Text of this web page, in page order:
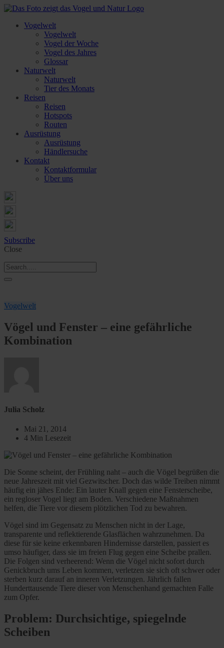
Vogelwelt
Vogelwelt
Vogel der Woche
Vogel des Jahres
Glossar
Naturwelt
Naturwelt
Tier des Monats
Reisen
Reisen
Hotspots
Routen
Ausrüstung
Ausrüstung
Händlersuche
Kontakt
Kontaktformular
Über uns
Subscribe
Close
Vogelwelt
Vögel und Fenster – eine gefährliche
Kombination
Julia Scholz
Mai 21, 2014
4 Min Lesezeit
Die Sonne scheint, der Frühling naht – auch die Vögel begrüßen die
neue Jahreszeit mit viel Gezwitscher. Doch das wilde Treiben nimmt
häufig ein jähes Ende: Ein lauter Knall gegen eine Fensterscheibe,
ein regloser Vogel liegt am Boden. Verschiedene Maßnahmen
helfen, die Tiere vor diesem plötzlichen Tod zu bewahren.
Vögel sind im Gegensatz zu Menschen nicht in der Lage,
transparente und reflektierende Glasflächen wahrzunehmen. Da
diese für sie keine erkennbaren Hindernisse darstellen, passiert es
umso häufiger, dass sie im freien Flug gegen eine Scheibe prallen.
Die Folgen sind verheerend: Wenn die Vögel nicht sofort durch
Genickbruch ums Leben kommen, verletzen sie sich oft schwer oder
sterben kurz darauf an inneren Verletzungen. Jährlich fallen
Hunderttausende Tiere dieser von Menschenhand gemachten Falle
zum Opfer.
Problem: Durchsichtige, spiegelnde
Scheiben